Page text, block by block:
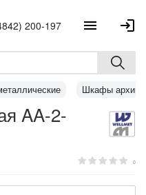
200-197
Шкафы
AA-2-
0